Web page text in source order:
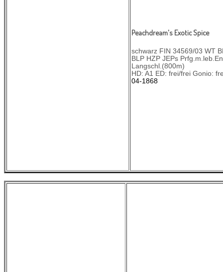
Peachdream's Exotic Spice
schwarz FIN 34569/03 WT
BLP HZP JEPs
Langschl.(800m)
HD: A1 ED: frei/frei Gonio:
04-1868